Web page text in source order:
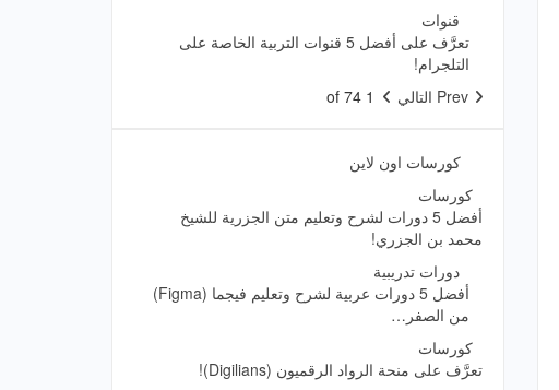
قنوات
تعرَّف على أفضل 5 قنوات التربية الخاصة على
التلجرام!
التالي 1 of 74
كورسات اون لاين
كورسات
أفضل 5 دورات لشرح وتعليم متن الجزرية للشيخ
محمد بن الجزري!
دورات تدريبية
أفضل 5 دورات عربية لشرح وتعليم فيجما (Figma)
من الصفر…
كورسات
تعرَّف على منحة الرواد الرقميون (Digilians)!